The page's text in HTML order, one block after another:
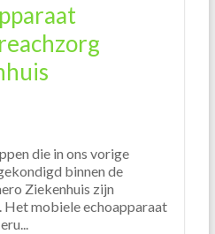
die in ons vorige
binnen de
Ziekenhuis zijn
Het mobiele echoapparaat